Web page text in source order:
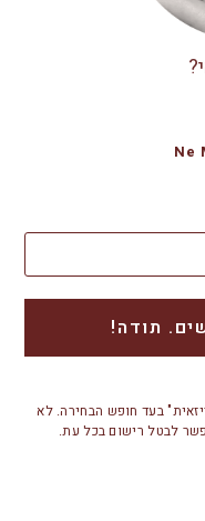
Ne
בעד חופש הבחירה. לא
לבטל רישום בכל עת.